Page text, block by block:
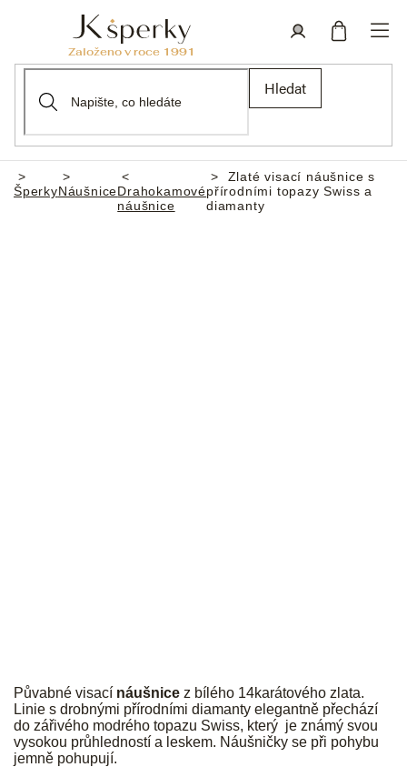
Hledat
Domů
ŠperkyNáušniceDrahokamové
náušnice
Zlaté visací náušnice s
přírodními topazy Swiss a
diamanty
Půvabné visací náušnice z bílého 14karátového zlata.
Linie s drobnými přírodními diamanty elegantně přechází
do zářivého modrého topazu Swiss, který je známý svou
vysokou průhledností a leskem. Náušničky se při pohybu
jemně pohupují.